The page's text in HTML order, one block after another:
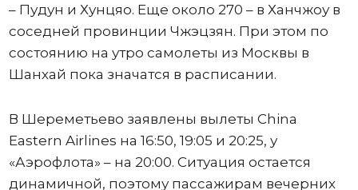
– Пудун и Хунцяо. Еще около 270 – в Ханчжоу в
соседней провинции Чжэцзян. При этом по
состоянию на утро самолеты из Москвы в
Шанхай пока значатся в расписании.
В Шереметьево заявлены вылеты China
Eastern Airlines на 16:50, 19:05 и 20:25, у
«Аэрофлота» – на 20:00. Ситуация остается
динамичной, поэтому пассажирам вечерних